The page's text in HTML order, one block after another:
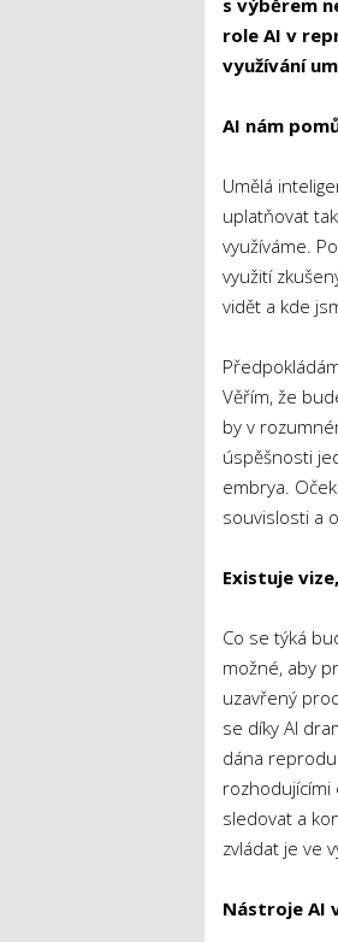
s výběrem
role AI v
využívání
AI nám
Umělá
uplatňovat
využíváme.
využití
vidět a kde
Věřím, že
by v
úspěšnosti
embrya.
souvislosti a
Existuje
Co se týká
možné, aby
uzavřený
se díky AI
dána
rozhodujícími
sledovat a
zvládat je ve
Nástroje AI